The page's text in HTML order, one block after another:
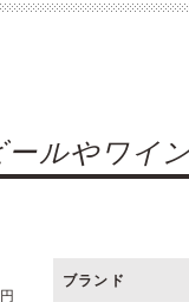
ルやワイ
ブランド